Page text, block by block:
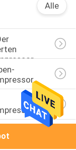
Alle